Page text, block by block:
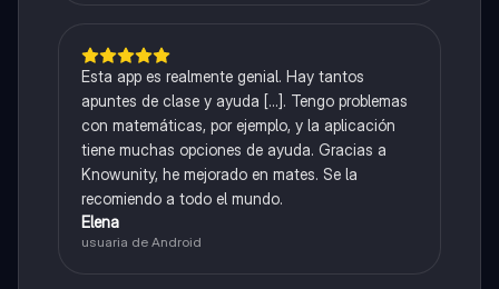
Esta app es realmente genial. Hay tantos
apuntes de clase y ayuda [...]. Tengo problemas
con matemáticas, por ejemplo, y la aplicación
tiene muchas opciones de ayuda. Gracias a
Knowunity, he mejorado en mates. Se la
recomiendo a todo el mundo.
Elena
usuaria de Android